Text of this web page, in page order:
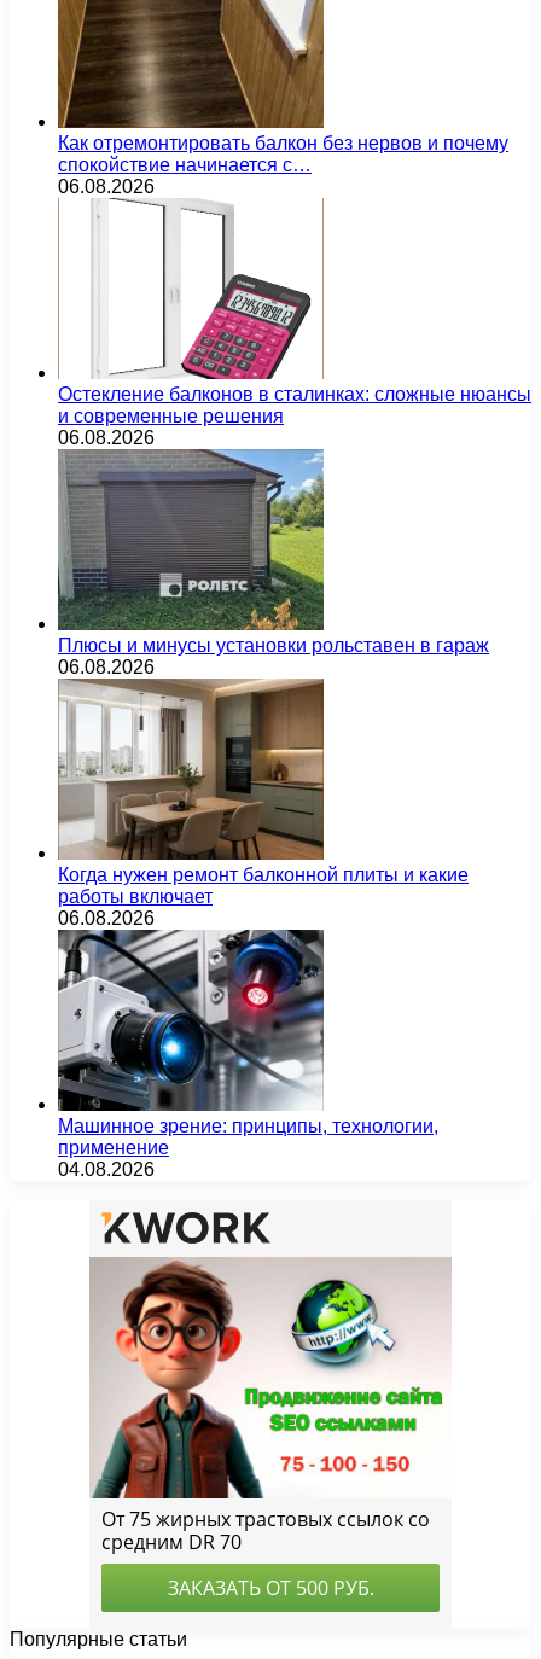
Как отремонтировать балкон без нервов и почему
спокойствие начинается с…
06.08.2026
Остекление балконов в сталинках: сложные нюансы
и современные решения
06.08.2026
Плюсы и минусы установки рольставен в гараж
06.08.2026
Когда нужен ремонт балконной плиты и какие
работы включает
06.08.2026
Машинное зрение: принципы, технологии,
применение
04.08.2026
Популярные статьи